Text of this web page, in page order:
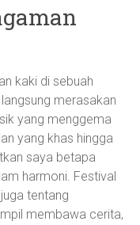
kaki di sebuah
merasakan
yang menggema
yang khas hingga
saya betapa
harmoni. Festival
tentang
membawa cerita,